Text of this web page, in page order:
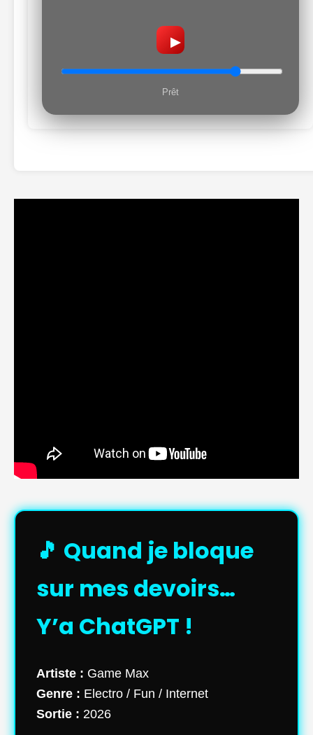
▶
Prêt
🎵 Quand je bloque
sur mes devoirs…
Y’a ChatGPT !
Artiste : Game Max
Genre : Electro / Fun / Internet
Sortie : 2026